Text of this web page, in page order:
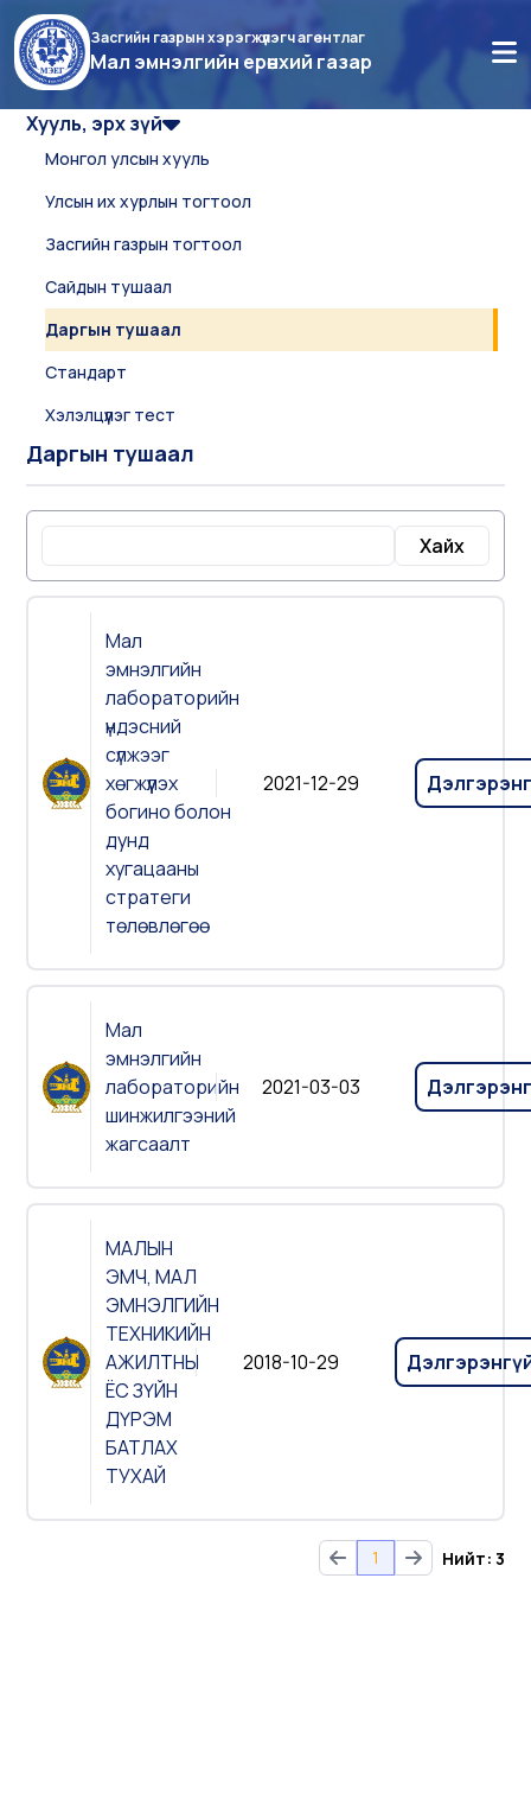
Засгийн газрын хэрэгжүүлэгч агентлаг
Мал эмнэлгийн ерөнхий газар
Хууль, эрх зүй
Монгол улсын хууль
Улсын их хурлын тогтоол
Засгийн газрын тогтоол
Сайдын тушаал
Даргын тушаал
Стандарт
Хэлэлцүүлэг тест
Даргын тушаал
Хайх
Мал
эмнэлгийн
лабораторийн
үндэсний
сүлжээг
хөгжүүлэх
богино болон
дунд
хугацааны
стратеги
төлөвлөгөө
2021-12-29
Мал
эмнэлгийн
лабораторийн
шинжилгээний
жагсаалт
2021-03-03
МАЛЫН
ЭМЧ, МАЛ
ЭМНЭЛГИЙН
ТЕХНИКИЙН
АЖИЛТНЫ
ЁС ЗҮЙН
ДҮРЭМ
БАТЛАХ
ТУХАЙ
2018-10-29
1 Нийт: 3